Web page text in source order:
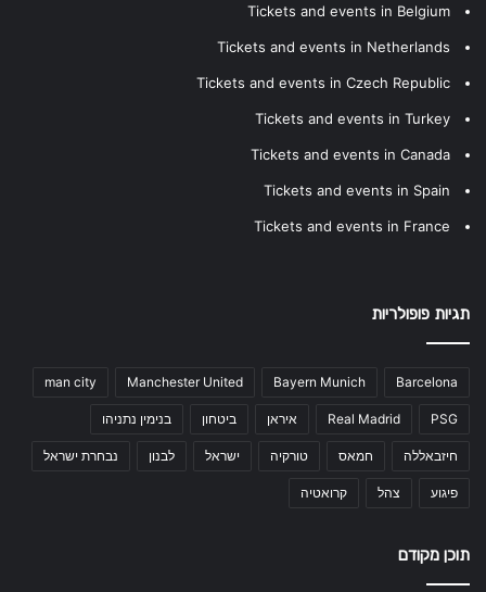
Tickets and events in Belgium
Tickets and events in Netherlands
Tickets and events in Czech Republic
Tickets and events in Turkey
Tickets and events in Canada
Tickets and events in Spain
Tickets and events in France
תגיות פופולריות
Barcelona
Bayern Munich
Manchester United
man city
PSG
Real Madrid איראן ביטחון בנימין נתניהו
חיזבאללה חמאס טורקיה ישראל לבנון נבחרת ישראל
פיגוע צהל קרואטיה
תוכן מקודם